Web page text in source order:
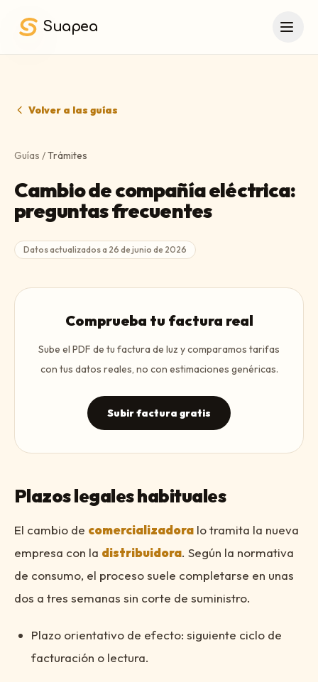
Suapea
Volver a las guías
Guías /Trámites
Cambio de compañía eléctrica:
preguntas frecuentes
Datos actualizados a 26 de junio de 2026
Comprueba tu factura real
Sube el PDF de tu factura de luz y comparamos tarifas
con tus datos reales, no con estimaciones genéricas.
Subir factura gratis
Plazos legales habituales
El cambio de comercializadora lo tramita la nueva
empresa con la distribuidora. Según la normativa
de consumo, el proceso suele completarse en unas
dos a tres semanas sin corte de suministro.
Plazo orientativo de efecto: siguiente ciclo de
facturación o lectura.